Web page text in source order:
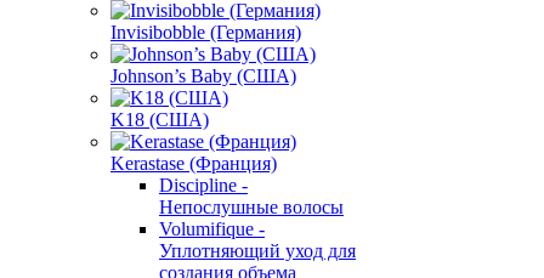
Invisibobble (Германия)
Johnson’s Baby (США)
K18 (США)
Kerastase (Франция)
Discipline -
Непослушные волосы
Volumifique -
Уплотняющий уход для
создания объема